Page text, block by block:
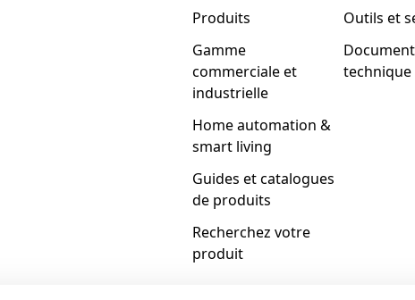
Produits
Gamme
commerciale et
industrielle
Home automation &
smart living
Guides et catalogues
de produits
Recherchez votre
produit
Outils et
technique